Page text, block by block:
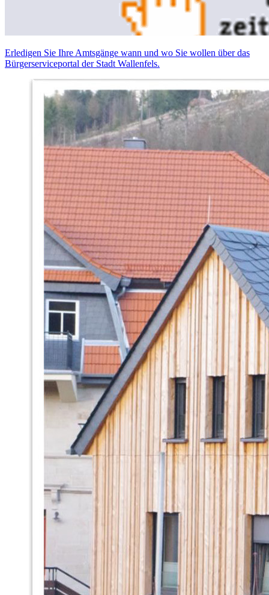
Erledigen Sie Ihre Amtsgänge wann und wo Sie wollen über das
Bürgerserviceportal der Stadt Wallenfels.